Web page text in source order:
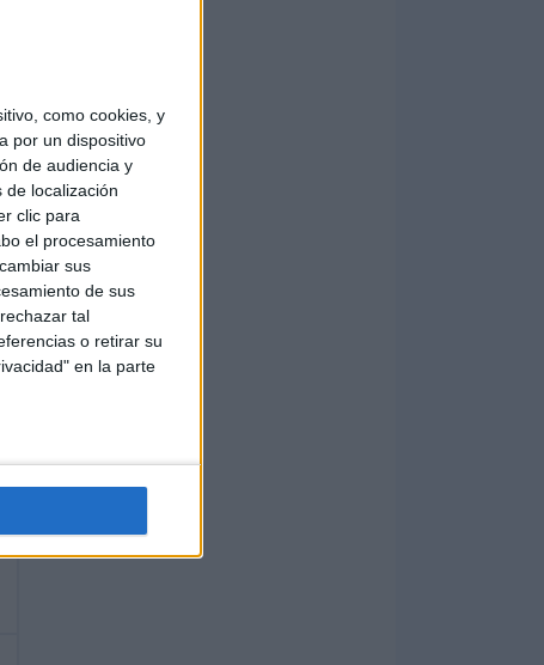
como cookies, y
por un dispositivo
de audiencia y
de localización
clic para
el procesamiento
sus
de sus
tal
o retirar su
en la parte